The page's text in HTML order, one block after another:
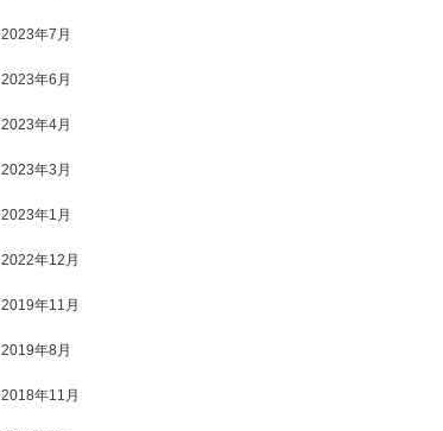
2023年7月
2023年6月
2023年4月
2023年3月
2023年1月
2022年12月
2019年11月
2019年8月
2018年11月